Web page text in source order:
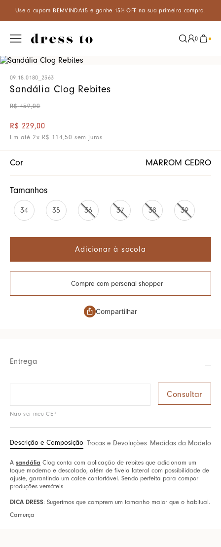
na sua primeira compra. Aproveite um desconto especial de
0
09.18.0180_2363
Sandália Clog Rebites
R$ 459,00
R$ 229,00
Em até 2x R$ 114 ,50 sem juros
Cor MARROM CEDRO
Tamanhos
34 35 36 37 38 39
Adicionar à sacola
Compre com personal shopper
Compartilhar
Entrega
Não sei meu CEP
Descrição e Composição Trocas e Devoluções Medidas da Modelo
A sandália Clog conta com aplicação de rebites que adicionam um
toque moderno e descolado, além de fivela lateral com possibilidade de
ajuste, garantindo um calce confortável. Sendo perfeita para compor
produções versáteis.
DICA DRESS: Sugerimos que comprem um tamanho maior que o habitual.
Camurça